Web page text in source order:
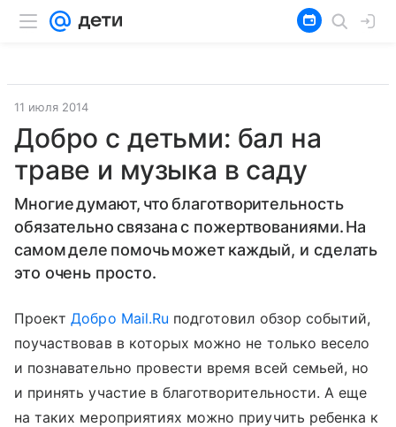
11 июля 2014
Добро с детьми: бал на
траве и музыка в саду
Многие думают, что благотворительность
обязательно связана с пожертвованиями. На
самом деле помочь может каждый, и сделать
это очень просто.
ПроектДобро Mail.Ru подготовил обзор событий,
поучаствовав в которых можно не только весело
и познавательно провести время всей семьей, но
и принять участие в благотворительности. А еще
на таких мероприятиях можно приучить ребенка к